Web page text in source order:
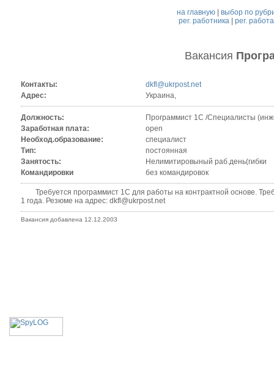
на главную |выбор по
рег. работника| рег.
Вакансия
Контакты:
dkfl@ukrpost.net
Адрес:
Украина,
Должность:
Программист 1С /Специалисты
Заработная плата:
open
Необход.образование:
специалист
Тип:
постоянная
Занятость:
Нелимитировыный раб.день(гибки
Командировки
без командировок
Требуется программист 1С для работы на контрактной основе.
1 года. Резюме на адрес: dkfl@ukrpost.net
Вакансия добавлена 12.12.2003